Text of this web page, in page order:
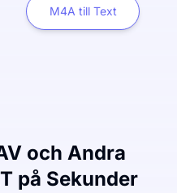
M4A till Text
och Andra
på Sekunder